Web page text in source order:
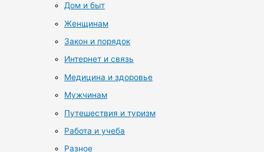
Дом и быт
Женщинам
Закон и порядок
Интернет и связь
Медицина и здоровье
Мужчинам
Путешествия и туризм
Работа и учеба
Разное